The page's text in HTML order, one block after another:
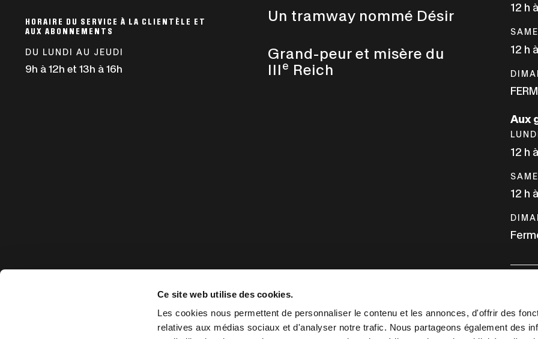
Ce site web utilise des cookies.
Les cookies nous permettent de personnaliser le contenu et les annonces, d'offrir des
relatives aux médias sociaux et d'analyser notre trafic. Nous partageons également des
dans
une
nouvelle
fenêtre
HORAIRE DU SERVICE À LA CLIENTÈLE ET
AUX ABONNEMENTS
DU LUNDI AU JEUDI
9h à 12h et 13h à 16h
Un tramway nommé Désir
Grand-peur et misère du
IIIe Reich
12 h
12 h
Aux
12 h
12 h